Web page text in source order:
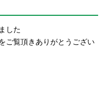
した
ご覧頂きありがとうござい